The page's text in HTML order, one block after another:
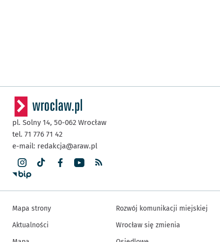
pl. Solny 14, 50-062 Wrocław
tel. 71 776 71 42
e-mail: redakcja@araw.pl
Mapa strony
Aktualności
Rozwój komunikacji miejskiej
Wrocław się zmienia